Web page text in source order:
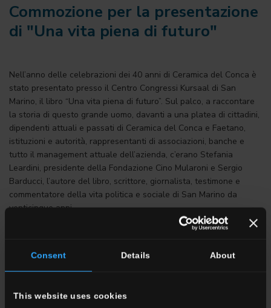
Consent Details About
This website uses cookies
Commozione per la presentazione
di "Una vita piena di futuro"
Nell’anno delle celebrazioni dei 40 anni di Ceramica del Conca è
stato presentato presso il Centro Congressi Kursaal di San
Marino, il libro “Una vita piena di futuro”. Sul palco, a raccontare
la storia di questo grande uomo, davanti a una platea di cittadini,
dipendenti attuali e passati di Ceramica del Conca e Faetano,
istituzioni e autorità, rappresentanti di associazioni, banche e
tutto il management attuale dell’azienda, c’erano Stefania
Leardini, presidente della Fondazione Cino Mularoni e Sergio
Barducci, l’autore del libro, scrittore, giornalista, testimone e
commentatore della vita politica e sociale di San Marino da
venticinque anni.
La storia è quella di un imprenditore ispirato e illuminato e di un
maestro di scuola come la sua mamma, ma gli eventi lo hanno
in patria e donare alla sua terra tutto quello che ha imparato